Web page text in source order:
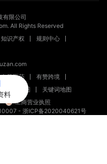
料
有限公司
All Rights Reserved
知识产权
规则中心
有赞医药
有赞跨境
站点地图
关键词地图
工商营业执照
- 浙ICP备2020040621号